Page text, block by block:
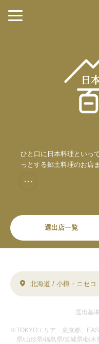
ひと口に日本料理といっ
っとする郷土料理のお店
・・・
選出店一覧
北海道 / 小樽・ニセコ
選出基
※TOKYOエリア…東京都、
県/山形県/福島県/茨城県/栃